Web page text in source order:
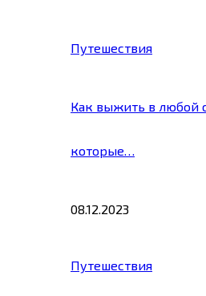
Путешествия
Как выжить в любой
которые…
08.12.2023
Путешествия